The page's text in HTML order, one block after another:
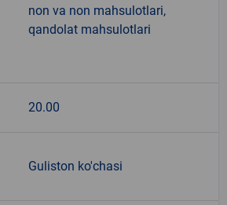
non va non mahsulotlari,
qandolat mahsulotlari
20.00
Guliston ko'chasi